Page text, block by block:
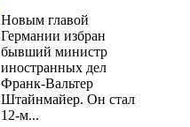
Новым главой
Германии избран
бывший министр
иностранных дел
Франк-Вальтер
Штайнмайер. Он стал
12-м...